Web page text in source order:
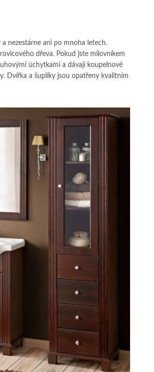
nezestárne ani po mnoha letech.
dřeva. Pokud jste milovníkem
úchytkami a dávají koupelnové
Dvířka a šuplíky jsou opatřeny kvalitním